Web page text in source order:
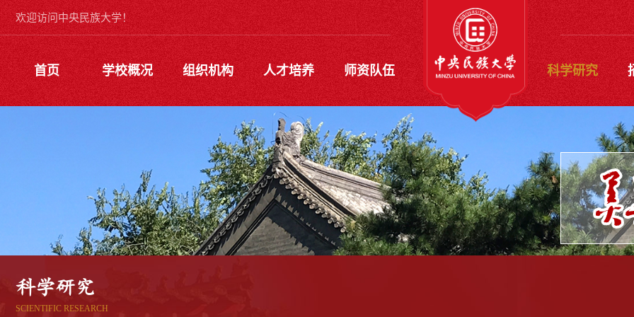
欢迎访问中央民族大学！
首页 学校概况 组织机构 人才培养 师资队伍 科学研究
科学研究
SCIENTIFIC RESEARCH